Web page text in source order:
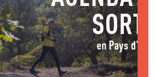
en Pays